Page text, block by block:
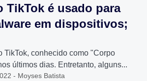
TikTok é usado para
em dispositivos;
TikTok, conhecido como "Corpo
últimos dias. Entretanto, alguns...
- Moyses Batista